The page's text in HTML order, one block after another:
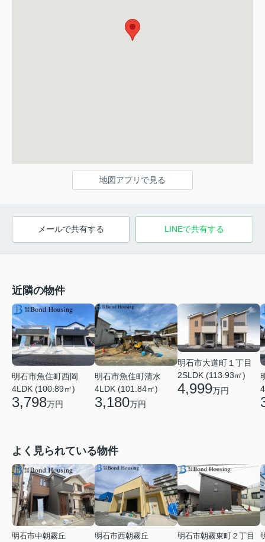
地図アプリで見る
メールで共有する LINEで共有する
近隣の物件
明石市魚住町西岡
4LDK (100.89㎡)
3,798万円
明石市魚住町清水
4LDK (101.84㎡)
3,180万円
明石市大道町１丁目
2SLDK (113.93㎡)
4,999万円
よく見られている物件
明石市中朝霧丘
明石市西朝霧丘
明石市朝霧東町２丁目